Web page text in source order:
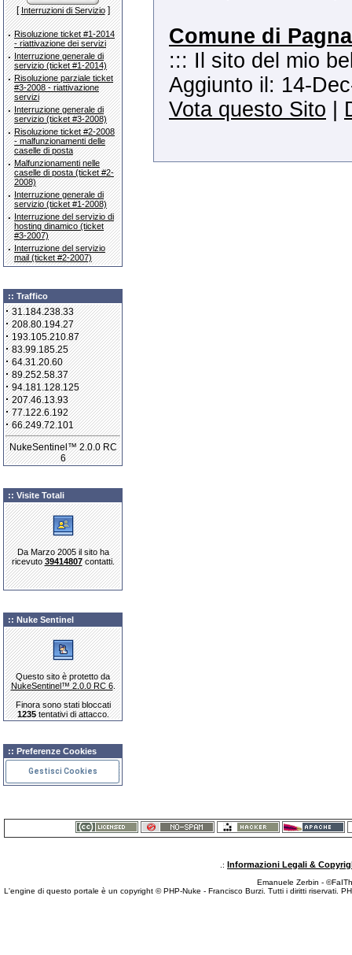
[Interruzioni di Servizio]
· Risoluzione ticket #1-2014
- riattivazione dei servizi
· Interruzione generale di
servizio (ticket #1-2014)
· Risoluzione parziale ticket
#3-2008 - riattivazione
servizi
· Interruzione generale di
servizio (ticket #3-2008)
· Risoluzione ticket #2-2008
- malfunzionamenti delle
caselle di posta
· Malfunzionamenti nelle
caselle di posta (ticket #2-
2008)
· Interruzione generale di
servizio (ticket #1-2008)
· Interruzione del servizio di
hosting dinamico (ticket
#3-2007)
· Interruzione del servizio
mail (ticket #2-2007)
:: Traffico
·31.184.238.33
·208.80.194.27
·193.105.210.87
·83.99.185.25
·64.31.20.60
·89.252.58.37
·94.181.128.125
·207.46.13.93
·77.122.6.192
·66.249.72.101
NukeSentinel™ 2.0.0 RC
6
:: Visite Totali
Da Marzo 2005 il sito ha
ricevuto39414807contatti.
:: Nuke Sentinel
Questo sito è protetto da
NukeSentinel™ 2.0.0 RC 6.
Finora sono stati bloccati
1235tentativi di attacco.
:: Preferenze Cookies
Gestisci Cookies
Comune di
::: Il sito del mio
Aggiunto il: 14-
Vota questo Sito
.: Informazioni Legali &
Emanuele Zerbin -
L'engine di questo portale è un copyright © PHP-Nuke - Francisco Burzi. Tutti i diritti riservati.